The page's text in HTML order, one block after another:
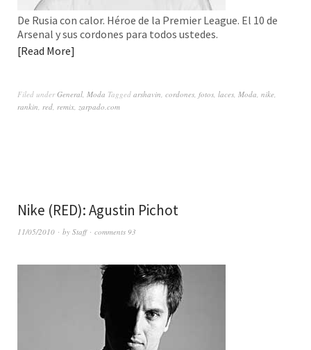
De Rusia con calor. Héroe de la Premier League. El 10 de
Arsenal y sus cordones para todos ustedes.
Read More
Filed underGeneral, Moda Tagged arshavin, cordones, fotos, laces, Moda, nike,
rankin, red, remix, zarpado.com
Nike (RED): Agustin Pichot
11/05/2010 by Staff comments 93